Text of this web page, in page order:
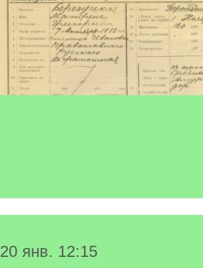
20 янв. 12:15